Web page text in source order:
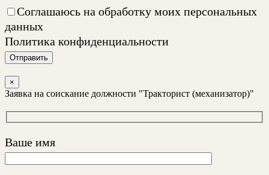
Соглашаюсь на обработку моих персональных
данных
Политика конфиденциальности
Отправить
×
Заявка на соискание должности "Тракторист (механизатор)"
Ваше имя